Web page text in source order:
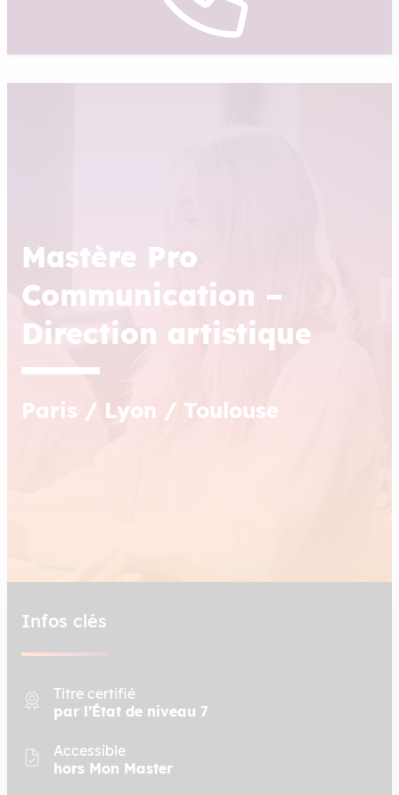
Mastère Pro
Communication –
Direction artistique
Paris / Lyon / Toulouse
Infos clés
Titre certifié
par l’État de niveau 7
Accessible
hors Mon Master